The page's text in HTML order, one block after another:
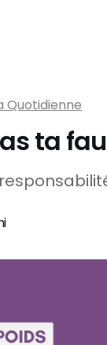
Quotidienne
ta